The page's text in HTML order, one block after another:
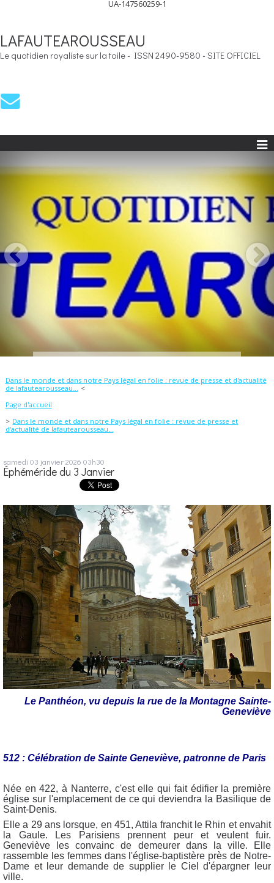
UA-147560259-1
LAFAUTEAROUSSEAU
Le quotidien royaliste sur la toile - ISSN 2490-9580 - SITE OFFICIEL
Dans le monde et dans notre Pays légal en folie : revue de presse et d'actualité
de lafautearousseau...
Page d'accueil
Dans le monde et dans notre Pays légal en folie : revue de presse et
d'actualité de lafautearousseau...
samedi 03 janvier 2026 03h30
Éphéméride du 3 Janvier
Le Panthéon, vu depuis la rue de la Montagne Sainte-
Geneviève
512 : Célébration de Sainte Geneviève, patronne de Paris
Née en 422, à Nanterre, c'est elle qui fait édifier la première
église sur l'emplacement de ce qui deviendra la Basilique de
Saint-Denis.
Elle a 29 ans lorsque, en 451, Attila franchit le Rhin et envahit
la Gaule. Les Parisiens prennent peur et veulent fuir.
Geneviève les convainc de demeurer dans la ville. Elle
rassemble les femmes dans l'église-baptistère près de Notre-
Dame et leur demande de supplier le Ciel d'épargner leur
ville.